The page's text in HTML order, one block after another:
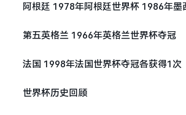
阿根廷 1978年阿根廷世界杯 1986年墨
第五英格兰 1966年英格兰世界杯夺冠
法国 1998年法国世界杯夺冠各获得1次
世界杯历史回顾